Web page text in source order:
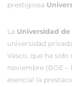
prestigiosa
La Universidad de
universidad
Vasco, que ha sido
noviembre (BOE –
esencial la